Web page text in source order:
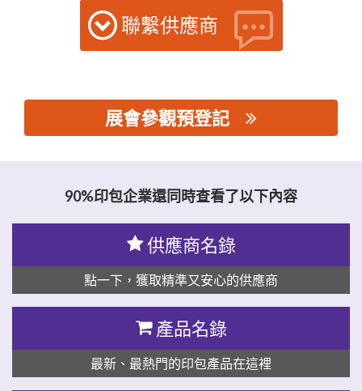
聯繫供應商
展會參觀預登記
90%印包企業還同時查看了以下內容
供應商名錄
點一下，獲取精準又安心的供應商
產品名錄
最新、最熱門的印包產品在這裡